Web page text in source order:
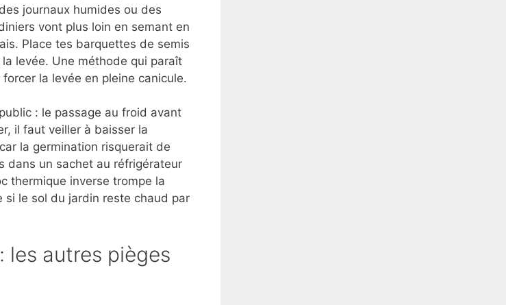
journaux humides ou des
vont plus loin en semant en
Place tes barquettes de semis
levée. Une méthode qui paraît
la levée en pleine canicule.
: le passage au froid avant
il faut veiller à baisser la
la germination risquerait de
dans un sachet au réfrigérateur
thermique inverse trompe la
si le sol du jardin reste chaud par
les autres pièges